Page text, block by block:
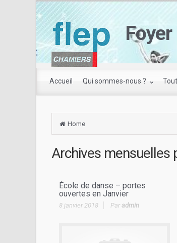
Accueil Qui sommes-nous ?
Home
Archives mensuelles
École de danse – portes
ouvertes en Janvier
8 janvier 2018 Paradmin